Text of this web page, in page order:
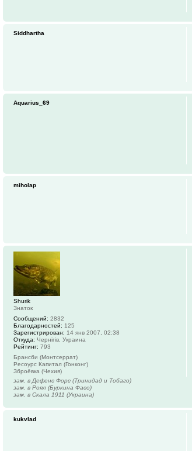
Siddhartha
Aquarius_69
miholap
Shurik
Знаток
Сообщений: 2832
Благодарностей: 125
Зарегистрирован: 14 янв 2007, 02:38
Откуда: Чернігів, Украина
Рейтинг: 793
Брансби (Монтсеррат)
Ресоурс Капитал (Гонконг)
Зброёвка (Чехия)
зам. в Дефенс Форс (Тринидад и Тобаго)
зам. в Роял (Буркина Фасо)
зам. в Скала 1911 (Украина)
kukvlad